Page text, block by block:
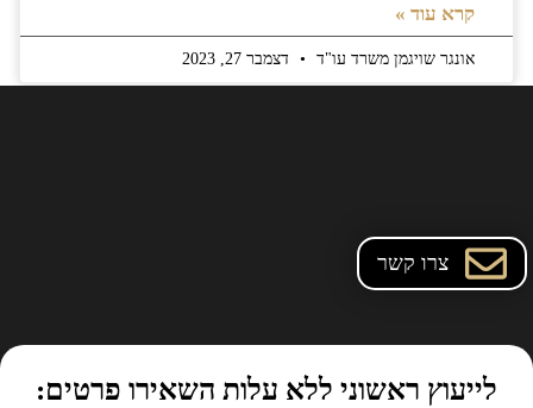
קרא עוד »
אונגר שויגמן משרד עו"ד דצמבר 27, 2023
לייעוץ ראשוני ללא עלות השאירו פרטים:
צרו קשר